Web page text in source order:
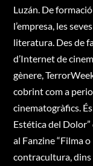
Luzán. De
l’empresa, les
literatura. Des de
d’Internet de
gènere,
cobrint com a
cinematogràfics.
Estética del
al Fanzine “Filma
contracultura, dins